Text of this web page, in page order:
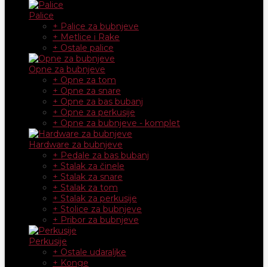
Palice
+ Palice za bubnjeve
+ Metlice i Rake
+ Ostale palice
Opne za bubnjeve
+ Opne za tom
+ Opne za snare
+ Opne za bas bubanj
+ Opne za perkusije
+ Opne za bubnjeve - komplet
Hardware za bubnjeve
+ Pedale za bas bubanj
+ Stalak za činele
+ Stalak za snare
+ Stalak za tom
+ Stalak za perkusije
+ Stolice za bubnjeve
+ Pribor za bubnjeve
Perkusije
+ Ostale udaraljke
+ Konge